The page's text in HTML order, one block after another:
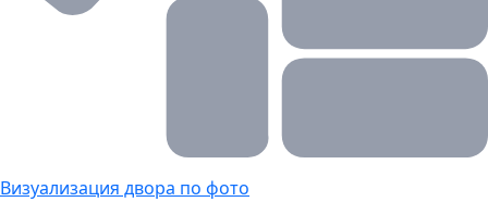
Визуализация двора по фото